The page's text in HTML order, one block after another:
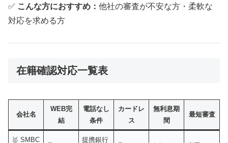
✅ こんな方におすすめ： 他社の審査が不安な方・柔軟な
対応を求める方
在籍確認対応一覧表
会社名
WEB完
結
電話なし
条件
カードレ
ス
無利息期
間
最短審査
🥇 SMBC
提携銀行